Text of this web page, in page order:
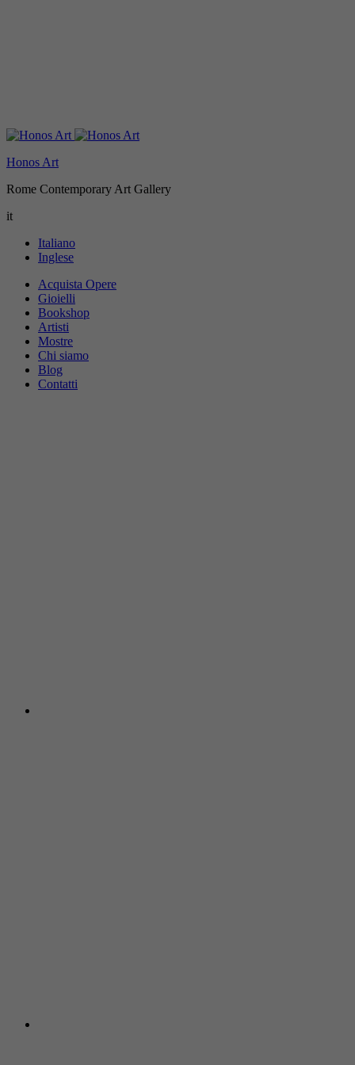
Honos Art
Rome Contemporary Art Gallery
it
Italiano
Inglese
Acquista Opere
Gioielli
Bookshop
Artisti
Mostre
Chi siamo
Blog
Contatti